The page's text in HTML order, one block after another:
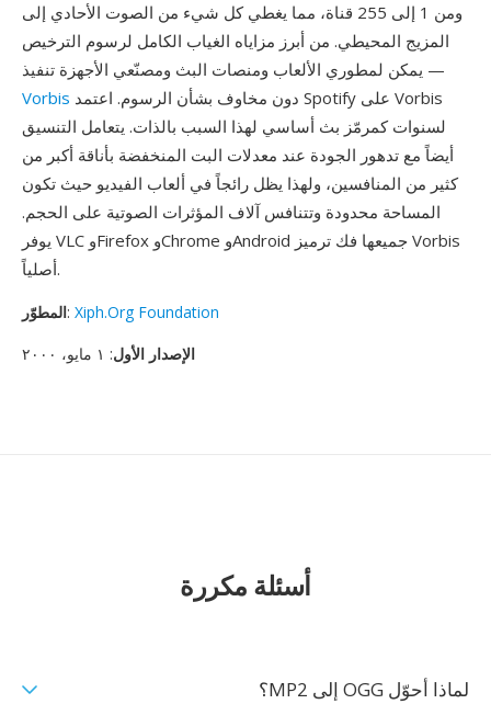
ومن 1 إلى 255 قناة، مما يغطي كل شيء من الصوت الأحادي إلى
المزيج المحيطي. من أبرز مزاياه الغياب الكامل لرسوم الترخيص
— يمكن لمطوري الألعاب ومنصات البث ومصنّعي الأجهزة تنفيذ
Vorbis
لسنوات كمرمّز بث أساسي لهذا السبب بالذات. يتعامل التنسيق
أيضاً مع تدهور الجودة عند معدلات البت المنخفضة بأناقة أكبر من
كثير من المنافسين، ولهذا يظل رائجاً في ألعاب الفيديو حيث تكون
المساحة محدودة وتتنافس آلاف المؤثرات الصوتية على الحجم.
يوفر VLC وFirefox وChrome وAndroid جميعها فك ترميز Vorbis
أصلياً.
المطوّر: Xiph.Org Foundation
الإصدار الأول: ١ مايو، ٢٠٠٠
أسئلة مكررة
لماذا أحوّل OGG إلى MP2؟